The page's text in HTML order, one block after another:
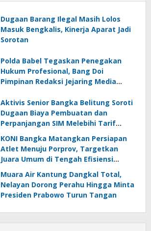
Dugaan Barang Ilegal Masih Lolos
Masuk Bengkalis, Kinerja Aparat Jadi
Sorotan
Polda Babel Tegaskan Penegakan
Hukum Profesional, Bang Doi
Pimpinan Redaksi Jejaring Media
Panggilan
Aktivis Senior Bangka Belitung Soroti
Dugaan Biaya Pembuatan dan
Perpanjangan SIM Melebihi Tarif
Tanggapan
KONI Bangka Matangkan Persiapan
Atlet Menuju Porprov, Targetkan
Juara Umum di Tengah Efisiensi
Muara Air Kantung Dangkal Total,
Nelayan Dorong Perahu Hingga Minta
Presiden Prabowo Turun Tangan